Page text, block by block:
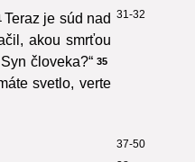
31-32
Teraz je súd nad
akou smrťou
človeka?“ 35
svetlo, verte
37-50